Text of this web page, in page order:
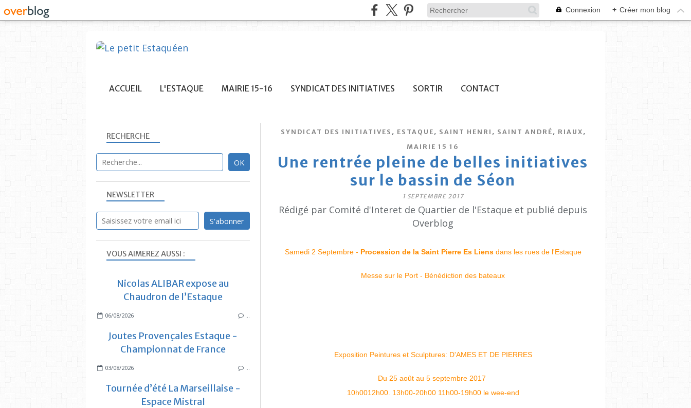
Connexion + Créer mon blog
ACCUEIL L'ESTAQUE MAIRIE 15-16 SYNDICAT DES INITIATIVES SORTIR CONTACT
SYNDICAT DES INITIATIVES , ESTAQUE , SAINT HENRI , SAINT ANDRÉ , RIAUX ,
MAIRIE 15 16
Une rentrée pleine de belles initiatives
sur le bassin de Séon
1 SEPTEMBRE 2017
Rédigé par Comité d'Interet de Quartier de l'Estaque et publié depuis
Overblog
Samedi 2 Septembre - Procession de la Saint Pierre Es Liensdans les rues de l'Estaque
Messe sur le Port - Bénédiction des bateaux
Exposition Peintures et Sculptures: D'AMES ET DE PIERRES
Du 25 août au 5 septembre 2017
10h0012h00. 13h00-20h00 11h00-19h00 le wee-end
NEWSLETTER
RECHERCHE
VOUS AIMEREZ AUSSI :
Nicolas ALIBAR expose au
Chaudron de l’Estaque
06/08/2026
Joutes Provençales Estaque -
Championnat de France
03/08/2026
Tournée d’été La Marseillaise -
Espace Mistral